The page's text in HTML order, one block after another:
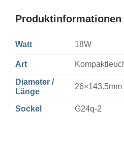
Produktinformationen
Watt 18W
Art
Diameter /
Länge
26×143.5mm
Sockel G24q-2